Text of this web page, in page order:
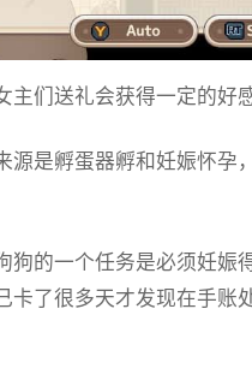
们送礼会获得一定的好
源是孵蛋器孵和妊娠怀
狗的一个任务是必须妊
了很多天才发现在手账